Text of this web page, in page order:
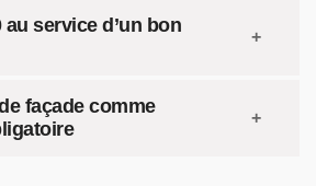
au service d’un bon
façade comme